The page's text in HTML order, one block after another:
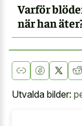
Varför
när han
Utvalda bilder: